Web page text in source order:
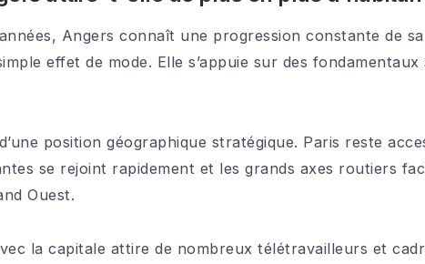
Angers connaît une progression constante de
effet de mode. Elle s’appuie sur des
position géographique stratégique. Paris reste
se rejoint rapidement et les grands axes routiers
Ouest.
la capitale attire de nombreux télétravailleurs et